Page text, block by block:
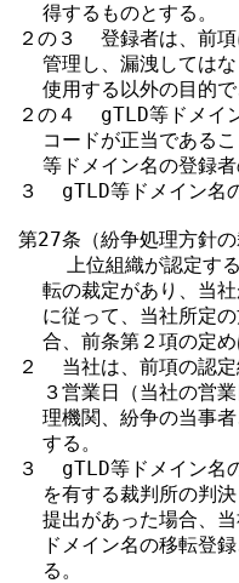
  得するものとする。
２の３  登録者は、前
管理し、漏洩しては
使用する以外の目的
２の４  gTLD等ドメイ
コードが正当である
等ドメイン名の登録
３  gTLD等ドメイン名
第27条（紛争処理方針
上位組織が認定す
転の裁定があり、当
に従って、当社所定
合、前条第２項の定め
２  当社は、前項の認
３営業日（当社の営
理機関、紛争の当事
  する。
３  gTLD等ドメイン名
を有する裁判所の判
提出があった場合、
ドメイン名の移転登
  る。